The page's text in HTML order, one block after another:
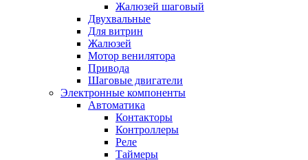
Жалюзей шаговый
Двухвальные
Для витрин
Жалюзей
Мотор венилятора
Привода
Шаговые двигатели
Электронные компоненты
Автоматика
Контакторы
Контроллеры
Реле
Таймеры